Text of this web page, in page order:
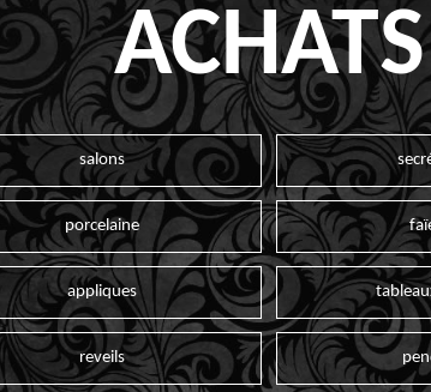
ACHATS
salons
porcelaine
appliques
reveils